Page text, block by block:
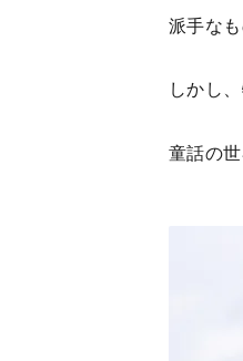
派手な
しかし
童話の